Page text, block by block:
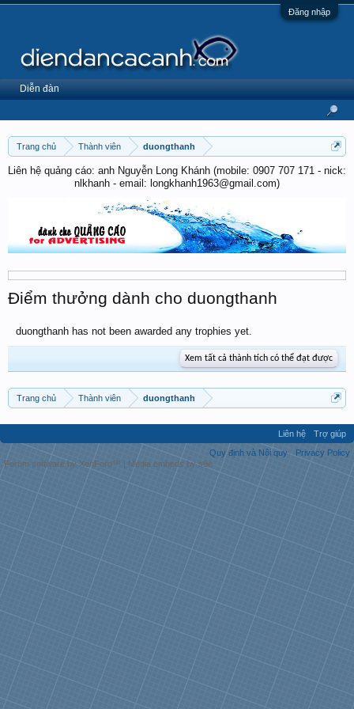
Đăng nhập
Trang chủ Thành viên duongthanh
Liên hệ quảng cáo: anh Nguyễn Long Khánh (mobile: 0907 707 171 - nick:
nlkhanh - email: longkhanh1963@gmail.com)
Điểm thưởng dành cho duongthanh
duongthanh has not been awarded any trophies yet.
Xem tất cả thành tích có thể đạt được
Trang chủ Thành viên duongthanh
Diễn đàn
Liên hệ
Trợ giúp
Quy định và Nội quy
Privacy Policy
Forum software by XenForo™ | Media embeds by s9e